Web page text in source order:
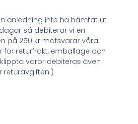
anledning inte ha hämtat ut
så debiterar vi en
på 250 kr motsvarar våra
för returfrakt, emballage och
varor debiteras även
returavgiften.)